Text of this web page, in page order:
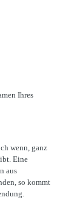
Ihres
wenn, ganz
Eine
aus
so kommt